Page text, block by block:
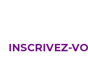
INSCRIVEZ-